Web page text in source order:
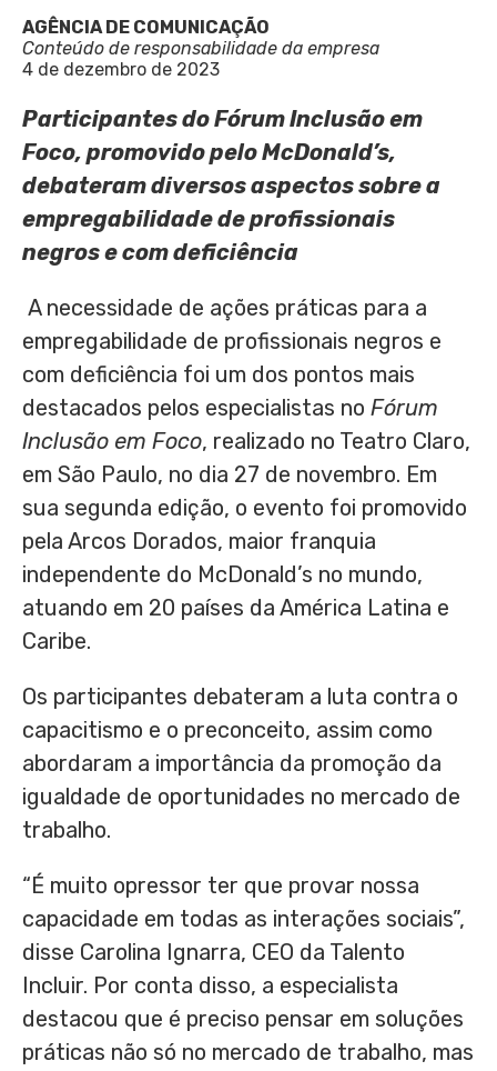
AGÊNCIA DE COMUNICAÇÃO
Conteúdo de responsabilidade da empresa
4 de dezembro de 2023
Participantes do Fórum Inclusão em
Foco, promovido pelo McDonald’s,
debateram diversos aspectos sobre a
empregabilidade de profissionais
negros e com deficiência
A necessidade de ações práticas para a
empregabilidade de profissionais negros e
com deficiência foi um dos pontos mais
destacados pelos especialistas no Fórum
Inclusão em Foco, realizado no Teatro Claro,
em São Paulo, no dia 27 de novembro. Em
sua segunda edição, o evento foi promovido
pela Arcos Dorados, maior franquia
independente do McDonald’s no mundo,
atuando em 20 países da América Latina e
Caribe.
Os participantes debateram a luta contra o
capacitismo e o preconceito, assim como
abordaram a importância da promoção da
igualdade de oportunidades no mercado de
trabalho.
“É muito opressor ter que provar nossa
capacidade em todas as interações sociais”,
disse Carolina Ignarra, CEO da Talento
Incluir. Por conta disso, a especialista
destacou que é preciso pensar em soluções
práticas não só no mercado de trabalho, mas